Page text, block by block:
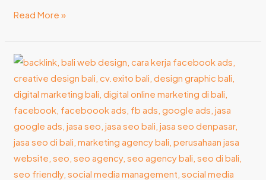
Read More »
6
Manfaat
Gunakan
Jasa
Pembuat
Video
Animasi
Untuk